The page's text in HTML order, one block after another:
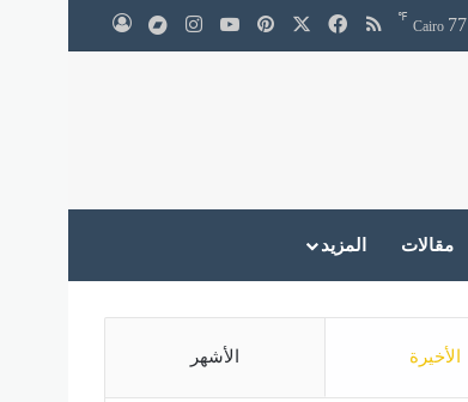
Cairo 77
℉ ملخص الموقع RSS
فيسبوك بينتيريست‫YouTubeانستقرامmedium
مقالات المزيد
الأخيرة الأشهر